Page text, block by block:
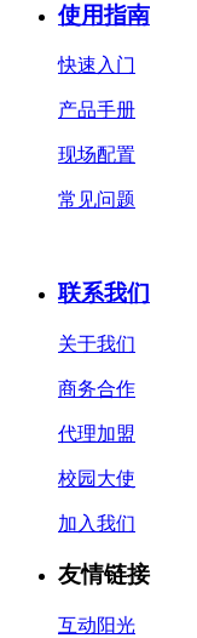
使用指南
快速入门
产品手册
现场配置
常见问题
联系我们
关于我们
商务合作
代理加盟
校园大使
加入我们
友情链接
互动阳光